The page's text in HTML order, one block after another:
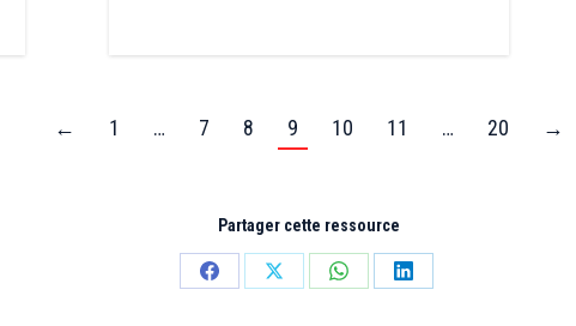
← 1 … 7 8 9 10 11 … 20 →
Partager cette ressource
PartagerPartagerPartagerPartager